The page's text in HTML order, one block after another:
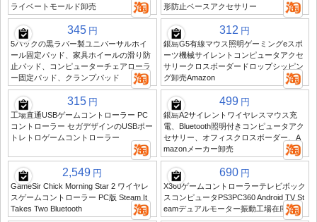
ライベートモールド卸売
形防止ベースアクセサリー
345 円
5パックの黒ラバー製ユニバーサルホイ
ール固定パッド、家具ホイールの滑り防
止パッド、コンピューターチェアローラ
ー固定パッド、クランプパッド
312 円
銀島G5有線マウス照明ゲーミングeスポ
ーツ機械サイレントコンピュータアクセ
サリークロスボーダードロップシッピン
グ卸売Amazon
315 円
工場直通USBゲームコントローラー PC
コントローラー セガデザインのUSBポー
トレトロゲームコントローラー
499 円
銀島A2サイレントワイヤレスマウス充
電、Bluetooth照明付きコンピュータアク
セサリー、オフィスクロスボーダー、A
mazonメーカー卸売
2,549 円
GameSir Chick Morning Star 2 ワイヤレ
スゲームコントローラー PC版 Steam It
Takes Two Bluetooth
690 円
X360ゲームコントローラーテレビボック
スコンピュータPS3PC360 Android TV St
eamデュアルモーター振動工場在庫あり